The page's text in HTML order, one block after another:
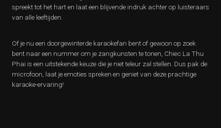
spreekt tot het hart en laat een blijvende indruk achter op luisteraars
van alle leeftijden.
Of je nu een doorgewinterde karaokefan bent of gewoon op zoek
bent naar een nummer om je zangkunsten te tonen, Chiec La Thu
Phai is een uitstekende keuze die je niet teleur zal stellen. Dus pak de
microfoon, laat je emoties spreken en geniet van deze prachtige
karaoke-ervaring!